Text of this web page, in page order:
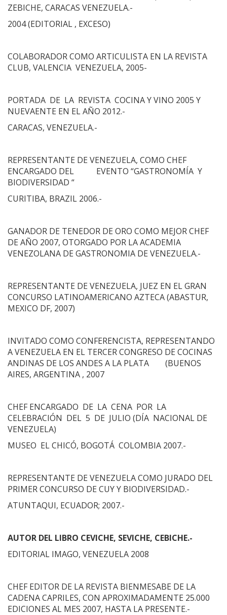
ZEBICHE, CARACAS VENEZUELA.-
2004 (EDITORIAL , EXCESO)
COLABORADOR COMO ARTICULISTA EN LA REVISTA
CLUB, VALENCIA VENEZUELA, 2005-
PORTADA DE LA REVISTA COCINA Y VINO 2005 Y
NUEVAENTE EN EL AÑO 2012.-
CARACAS, VENEZUELA.-
REPRESENTANTE DE VENEZUELA, COMO CHEF
ENCARGADO DEL EVENTO “GASTRONOMÍA Y
BIODIVERSIDAD “
CURITIBA, BRAZIL 2006.-
GANADOR DE TENEDOR DE ORO COMO MEJOR CHEF
DE AÑO 2007, OTORGADO POR LA ACADEMIA
VENEZOLANA DE GASTRONOMIA DE VENEZUELA.-
REPRESENTANTE DE VENEZUELA, JUEZ EN EL GRAN
CONCURSO LATINOAMERICANO AZTECA (ABASTUR,
MEXICO DF, 2007)
INVITADO COMO CONFERENCISTA, REPRESENTANDO
A VENEZUELA EN EL TERCER CONGRESO DE COCINAS
ANDINAS DE LOS ANDES A LA PLATA (BUENOS
AIRES, ARGENTINA , 2007
CHEF ENCARGADO DE LA CENA POR LA
CELEBRACIÓN DEL 5 DE JULIO (DÍA NACIONAL DE
VENEZUELA)
MUSEO EL CHICÓ, BOGOTÁ COLOMBIA 2007.-
REPRESENTANTE DE VENEZUELA COMO JURADO DEL
PRIMER CONCURSO DE CUY Y BIODIVERSIDAD.-
ATUNTAQUI, ECUADOR; 2007.-
AUTOR DEL LIBRO CEVICHE, SEVICHE, CEBICHE.-
EDITORIAL IMAGO, VENEZUELA 2008
CHEF EDITOR DE LA REVISTA BIENMESABE DE LA
CADENA CAPRILES, CON APROXIMADAMENTE 25.000
EDICIONES AL MES 2007, HASTA LA PRESENTE.-